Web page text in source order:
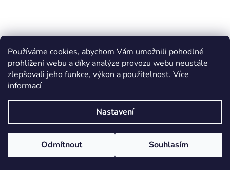
Používáme cookies, abychom Vám umožnili pohodlné
prohlížení webu a díky analýze provozu webu neustále
zlepšovali jeho funkce, výkon a použitelnost. Více
informací
Nastavení
Odmítnout Souhlasím